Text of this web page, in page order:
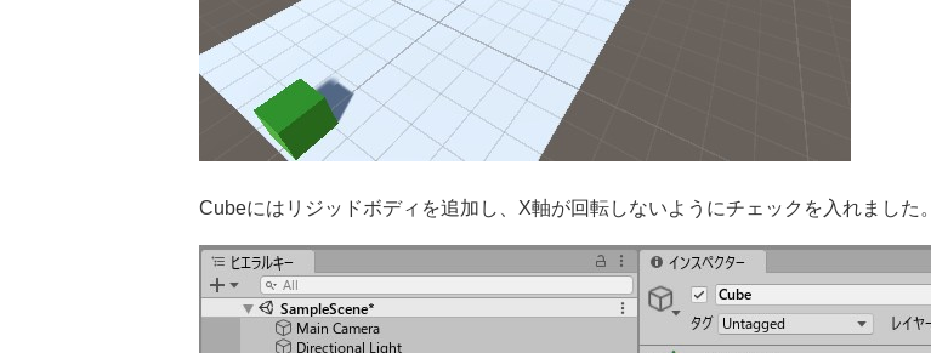
Cubeにはリジッドボディを追加し、X軸が回転しないようにチェックを入れました。